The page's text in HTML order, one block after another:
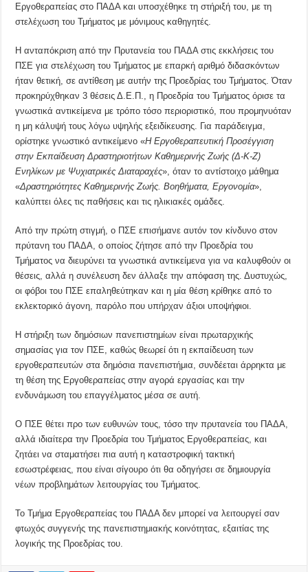
Εργοθεραπείας στο ΠΑΔΑ και υποσχέθηκε τη στήριξή του, με τη
στελέχωση του Τμήματος με μόνιμους καθηγητές.
Η ανταπόκριση από την Πρυτανεία του ΠΑΔΑ στις εκκλήσεις του
ΠΣΕ για στελέχωση του Τμήματος με επαρκή αριθμό διδασκόντων
ήταν θετική, σε αντίθεση με αυτήν της Προεδρίας του Τμήματος. Όταν
προκηρύχθηκαν 3 θέσεις Δ.Ε.Π., η Προεδρία του Τμήματος όρισε τα
γνωστικά αντικείμενα με τρόπο τόσο περιοριστικό, που προμηνυόταν
η μη κάλυψή τους λόγω υψηλής εξειδίκευσης. Για παράδειγμα,
ορίστηκε γνωστικό αντικείμενο «Η Εργοθεραπευτική Προσέγγιση
στην Εκπαίδευση Δραστηριοτήτων Καθημερινής Ζωής (Δ-Κ-Ζ)
Ενηλίκων με Ψυχιατρικές Διαταραχές», όταν το αντίστοιχο μάθημα
«Δραστηριότητες Καθημερινής Ζωής. Βοηθήματα, Εργονομία»,
καλύπτει όλες τις παθήσεις και τις ηλικιακές ομάδες.
Από την πρώτη στιγμή, ο ΠΣΕ επισήμανε αυτόν τον κίνδυνο στον
πρύτανη του ΠΑΔΑ, ο οποίος ζήτησε από την Προεδρία του
Τμήματος να διευρύνει τα γνωστικά αντικείμενα για να καλυφθούν οι
θέσεις, αλλά η συνέλευση δεν άλλαξε την απόφαση της. Δυστυχώς,
οι φόβοι του ΠΣΕ επαληθεύτηκαν και η μία θέση κρίθηκε από το
εκλεκτορικό άγονη, παρόλο που υπήρχαν άξιοι υποψήφιοι.
Η στήριξη των δημόσιων πανεπιστημίων είναι πρωταρχικής
σημασίας για τον ΠΣΕ, καθώς θεωρεί ότι η εκπαίδευση των
εργοθεραπευτών στα δημόσια πανεπιστήμια, συνδέεται άρρηκτα με
τη θέση της Εργοθεραπείας στην αγορά εργασίας και την
ενδυνάμωση του επαγγέλματος μέσα σε αυτή.
Ο ΠΣΕ θέτει προ των ευθυνών τους, τόσο την πρυτανεία του ΠΑΔΑ,
αλλά ιδιαίτερα την Προεδρία του Τμήματος Εργοθεραπείας, και
ζητάει να σταματήσει πια αυτή η καταστροφική τακτική
εσωστρέφειας, που είναι σίγουρο ότι θα οδηγήσει σε δημιουργία
νέων προβλημάτων λειτουργίας του Τμήματος.
Το Τμήμα Εργοθεραπείας του ΠΑΔΑ δεν μπορεί να λειτουργεί σαν
φτωχός συγγενής της πανεπιστημιακής κοινότητας, εξαιτίας της
λογικής της Προεδρίας του.